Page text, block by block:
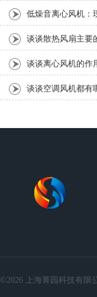
低燥音离心风机：
音解决神器？
谈谈散热风扇主要
理及安装要点
谈谈离心风机的作
意要点
谈谈空调风机都有
©2026 上海菁园科技有限